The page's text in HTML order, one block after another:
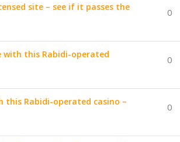
site – see if it passes the
0
with this Rabidi-operated
0
this Rabidi-operated casino –
0